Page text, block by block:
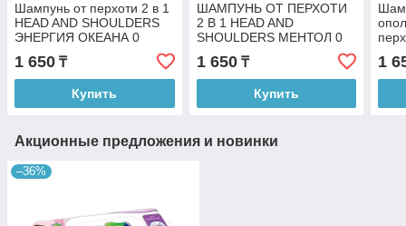
Шампунь от перхоти 2 в 1
HEAD AND SHOULDERS
ЭНЕРГИЯ ОКЕАНА 0
парабенов, фосфатов,
парафинов, 400 мл
1 650 ₸
Купить
ШАМПУНЬ ОТ ПЕРХОТИ
2 В 1 HEAD AND
SHOULDERS МЕНТОЛ 0
парабенов, фосфатов,
парафинов 400 мл
1 650₸
Купить
2-в-
400
1
Акционные предложения и новинки
–36%